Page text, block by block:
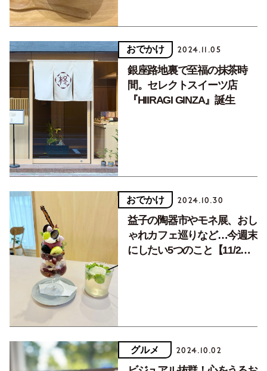
おでかけ 2024.11.05
銀座路地裏で至福の抹茶時
間。セレクトスイーツ店
『HIIRAGI GINZA』誕生
おでかけ 2024.10.30
益子の陶器市やモネ展、おし
ゃれカフェ巡りなど…今週末
にしたい5つのこと【11/2・
グルメ 2024.10.02